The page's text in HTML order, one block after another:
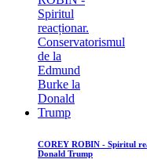
COREY ROBIN - Spiritul
Donald Trump